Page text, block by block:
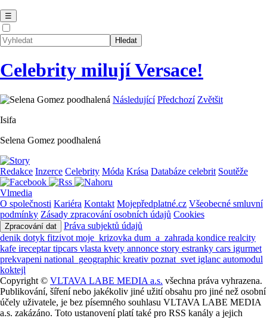
☰
Celebrity milují Versace!
Následující Předchozí Zvětšit
Isifa
Selena Gomez poodhalená
Redakce Inzerce Celebrity Móda Krása Databáze celebrit Soutěže
Vlmedia
O společnosti Kariéra Kontakt Mojepředplatné.cz Všeobecné smluvní
podmínky Zásady zpracování osobních údajů Cookies
Zpracování dat
Práva subjektů údajů
denik dotyk fitzivot moje_krizovka dum_a_zahrada kondice realcity
kafe ireceptartipcars vlasta kvety annonce story estranky cars igurmet
prekvapeni national_geographic kreativ poznat_svet iglanc automodul
koktejl
Copyright © VLTAVA LABE MEDIA a.s. všechna práva vyhrazena.
Publikování, šíření nebo jakékoliv jiné užití obsahu pro jiné než osobní
účely uživatele, je bez písemného souhlasu VLTAVA LABE MEDIA
a.s. zakázáno. Toto ustanovení platí také pro RSS kanály a jejich